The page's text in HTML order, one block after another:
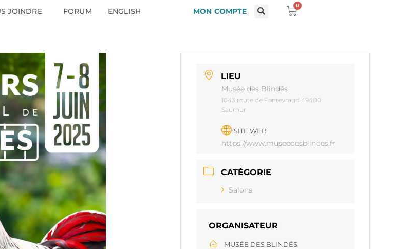
JOINDRE FORUM ENGLISH MON COMPTE
0
LIEU
Musée des Blindés
1043 route de Fontevraud 49400
Saumur
SITE WEB
https://www.museedesblindes.fr
CATÉGORIE
Salons
ORGANISATEUR
MUSÉE DES BLINDÉS